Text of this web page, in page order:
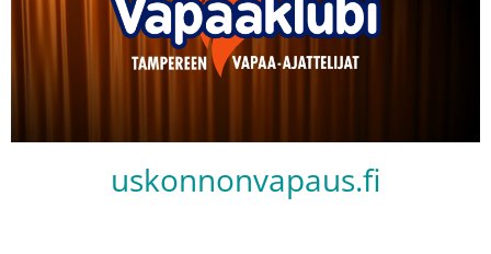
uskonnonvapaus.fi